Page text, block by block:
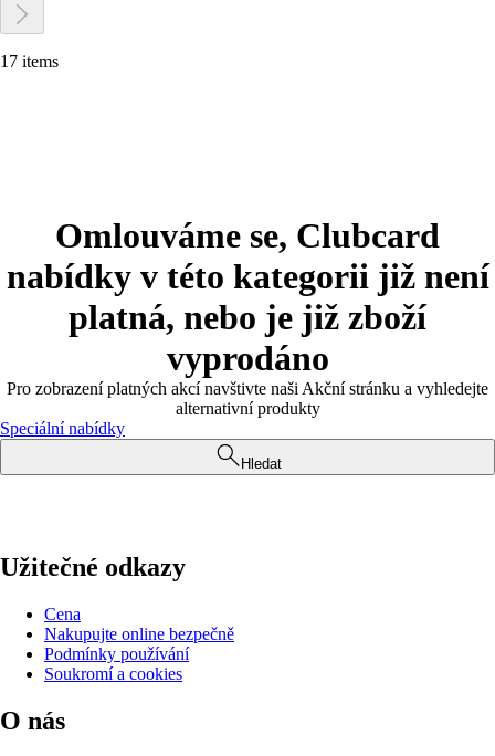
17 items
Omlouváme se, Clubcard
nabídky v této kategorii již není
platná, nebo je již zboží
vyprodáno
Pro zobrazení platných akcí navštivte naši Akční stránku a vyhledejte
alternativní produkty
Speciální nabídky
Hledat
Užitečné odkazy
Cena
Nakupujte online bezpečně
Podmínky používání
Soukromí a cookies
O nás